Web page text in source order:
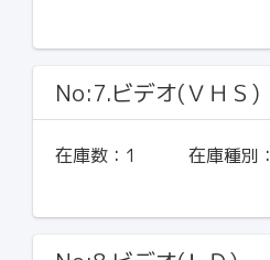
No:7.ビデオ(ＶＨＳ)
在庫数： 1 在庫種別：